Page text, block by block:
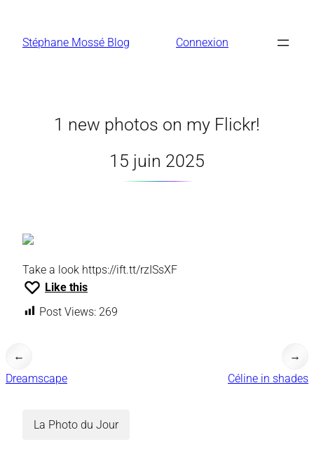
contenu
Stéphane Mossé Blog Connexion
1 new photos on my Flickr!
15 juin 2025
Take a look https://ift.tt/rzISsXF
Like this
Post Views: 269
←
Dreamscape
Céline in shades
→
La Photo du Jour